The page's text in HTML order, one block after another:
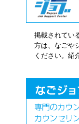
掲載されてい
方は、なごや
ください。紹